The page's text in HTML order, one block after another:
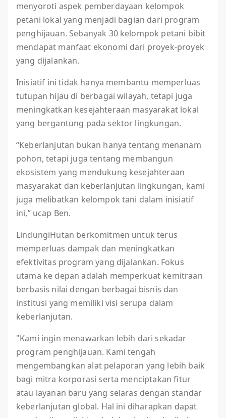
menyoroti aspek pemberdayaan kelompok
petani lokal yang menjadi bagian dari program
penghijauan. Sebanyak 30 kelompok petani bibit
mendapat manfaat ekonomi dari proyek-proyek
yang dijalankan.
Inisiatif ini tidak hanya membantu memperluas
tutupan hijau di berbagai wilayah, tetapi juga
meningkatkan kesejahteraan masyarakat lokal
yang bergantung pada sektor lingkungan.
“Keberlanjutan bukan hanya tentang menanam
pohon, tetapi juga tentang membangun
ekosistem yang mendukung kesejahteraan
masyarakat dan keberlanjutan lingkungan, kami
juga melibatkan kelompok tani dalam inisiatif
ini,” ucap Ben.
LindungiHutan berkomitmen untuk terus
memperluas dampak dan meningkatkan
efektivitas program yang dijalankan. Fokus
utama ke depan adalah memperkuat kemitraan
berbasis nilai dengan berbagai bisnis dan
institusi yang memiliki visi serupa dalam
keberlanjutan.
"Kami ingin menawarkan lebih dari sekadar
program penghijauan. Kami tengah
mengembangkan alat pelaporan yang lebih baik
bagi mitra korporasi serta menciptakan fitur
atau layanan baru yang selaras dengan standar
keberlanjutan global. Hal ini diharapkan dapat